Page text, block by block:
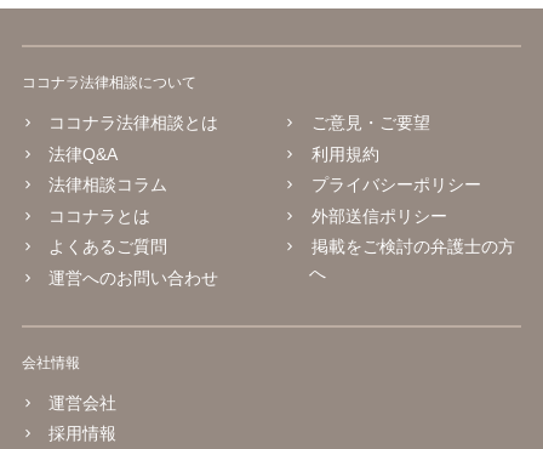
ココナラ法律相談について
ココナラ法律相談とは
法律Q&A
法律相談コラム
ココナラとは
よくあるご質問
運営へのお問い合わせ
ご意見・ご要望
利用規約
プライバシーポリシー
外部送信ポリシー
掲載をご検討の弁護士の方
へ
会社情報
運営会社
採用情報